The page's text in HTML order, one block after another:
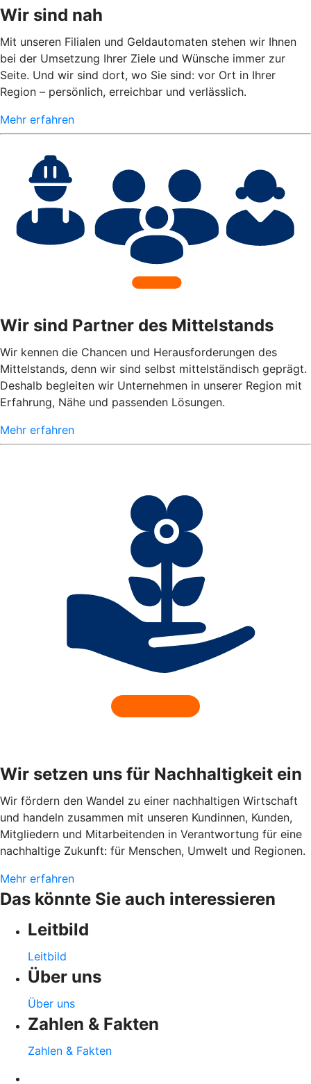
Wir sind nah
Mit unseren Filialen und Geldautomaten stehen wir Ihnen
bei der Umsetzung Ihrer Ziele und Wünsche immer zur
Seite. Und wir sind dort, wo Sie sind: vor Ort in Ihrer
Region – persönlich, erreichbar und verlässlich.
Mehr erfahren
Wir sind Partner des Mittelstands
Wir kennen die Chancen und Herausforderungen des
Mittelstands, denn wir sind selbst mittelständisch geprägt.
Deshalb begleiten wir Unternehmen in unserer Region mit
Erfahrung, Nähe und passenden Lösungen.
Mehr erfahren
Wir setzen uns für Nachhaltigkeit ein
Wir fördern den Wandel zu einer nachhaltigen Wirtschaft
und handeln zusammen mit unseren Kundinnen, Kunden,
Mitgliedern und Mitarbeitenden in Verantwortung für eine
nachhaltige Zukunft: für Menschen, Umwelt und Regionen.
Mehr erfahren
Das könnte Sie auch interessieren
Leitbild
Leitbild
Über uns
Über uns
Zahlen & Fakten
Zahlen & Fakten